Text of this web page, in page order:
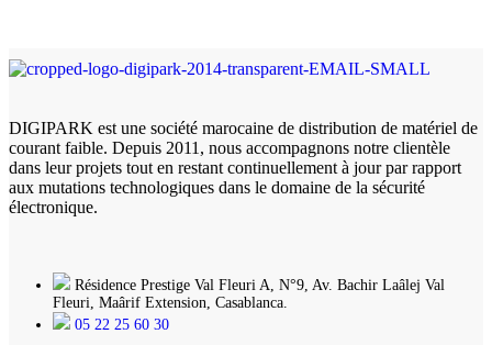
DIGIPARK est une société marocaine de distribution de matériel de
courant faible. Depuis 2011, nous accompagnons notre clientèle
dans leur projets tout en restant continuellement à jour par rapport
aux mutations technologiques dans le domaine de la sécurité
électronique.
Résidence Prestige Val Fleuri A, N°9, Av. Bachir Laâlej Val
Fleuri, Maârif Extension, Casablanca.
05 22 25 60 30